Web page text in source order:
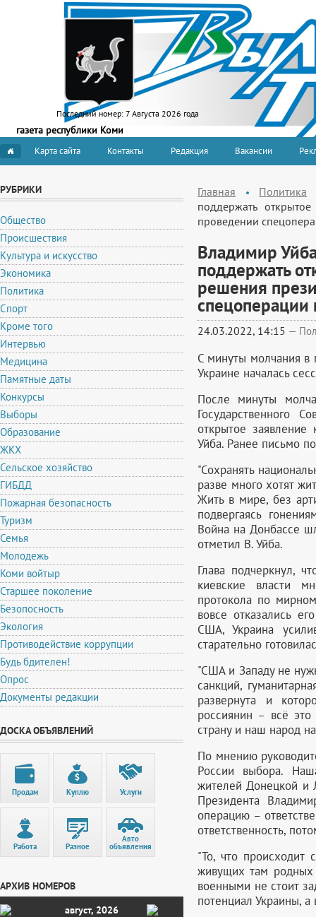
Последний номер: 7 Августа 2026 года
газета республики Коми
Карта сайта Контакты Редакция Вакансии
РУБРИКИ
Общество
Происшествия
Культура и искусство
Экономика
Политика
Спорт
Кроме того
Интервью
Медицина
Памятные даты
Конкурсы
Выборы
Образование
ЖКХ
Сельское хозяйство
ГИБДД
Пожарная безопасность
Туризм
Семья
Молодежь
Коми войтыр
Старшее поколение
Безопосность
Экология
Противодействие коррупции
Будь бдителен!
Опрос
Документы редакции
ДОСКА ОБЪЯВЛЕНИЙ
Продам Куплю Услуги
Работа Разное
Авто
объявления
АРХИВ НОМЕРОВ
август, 2026
Главная
Политика
поддержать
проведении
Владимир
поддержать
решения
спецоперации
24.03.2022, 14:15 —
С минуты молчания в
Украине началась
После минуты
Государственного
открытое заявление
Уйба. Ранее письмо
"Сохранять
разве много хотят
Жить в мире, без
подвергаясь
Война на Донбассе
отметил В. Уйба.
Глава подчеркнул,
киевские власти
протокола по
вовсе отказались
США, Украина
старательно
"США и Западу не
санкций,
развернута и
россиянин – всё
страну и наш народ
По мнению
России выбора.
жителей Донецкой и
Президента
операцию –
ответственность,
"То, что происходит
живущих там
военными не стоит
потенциал Украины,